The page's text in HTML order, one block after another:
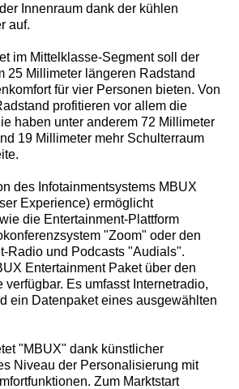
Innenraum dank der kühlen
auf.
im Mittelklasse-Segment soll der
25 Millimeter längeren Radstand
für vier Personen bieten. Von
profitieren vor allem die
haben unter anderem 72 Millimeter
19 Millimeter mehr Schulterraum
des Infotainmentsystems MBUX
Experience) ermöglicht
die Entertainment-Plattform
"Zoom" oder den
Radio und Podcasts "Audials".
Entertainment Paket über den
verfügbar. Es umfasst Internetradio,
ein Datenpaket eines ausgewählten
"MBUX" dank künstlicher
Niveau der Personalisierung mit
Zum Marktstart